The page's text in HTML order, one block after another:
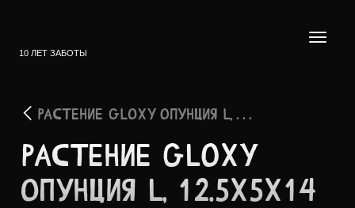
10 ЛЕТ ЗАБОТЫ
РАСТЕНИЕ GLOXY ОПУНЦИЯ L, . . .
РАСТЕ­НИЕ GLOXY
ОПУНЦИЯ L, 12.5X5X14